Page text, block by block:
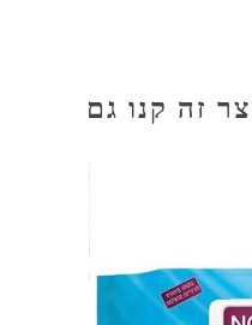
זה קנו גם